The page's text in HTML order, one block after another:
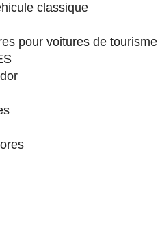
classique
pour voitures de tourisme